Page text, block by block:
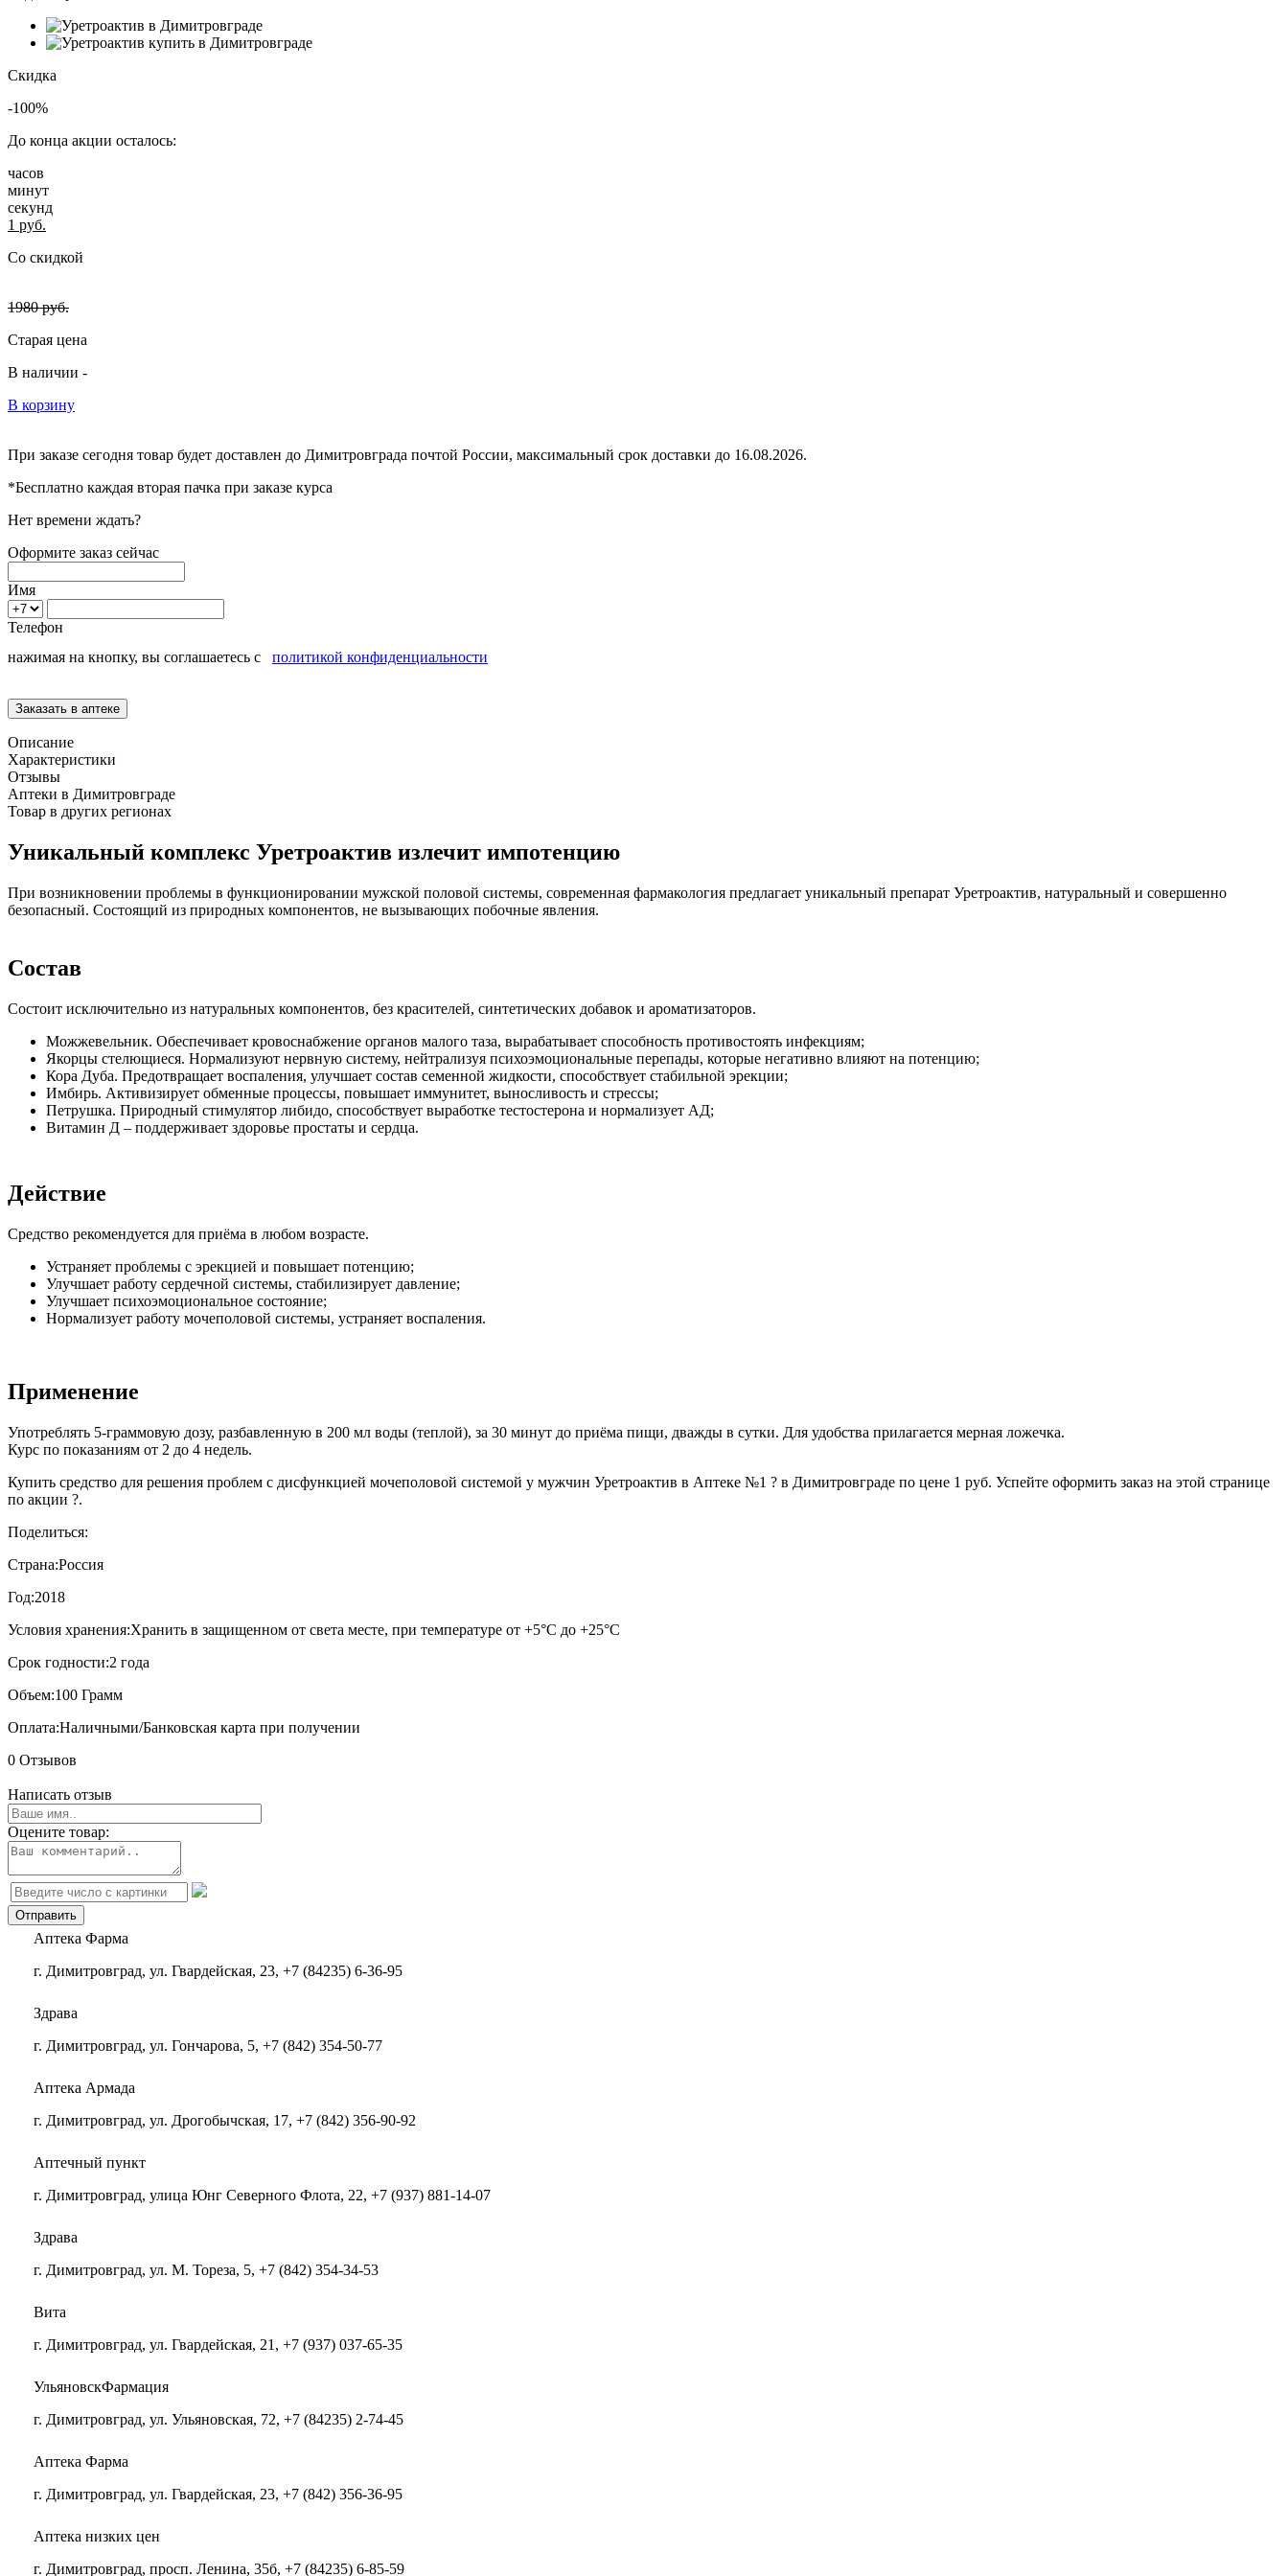
Скидка
-100%
До конца акции осталось:
часов
минут
секунд
1 руб.
Со скидкой
1980руб.
Старая цена
В наличии -
В корзину
При заказе сегодня товар будет доставлен до Димитровграда почтой России, максимальный срок доставки до 16.08.2026.
*Бесплатно каждая вторая пачка при заказе курса
Нет времени ждать?
Оформите заказ сейчас
Имя
Телефон
нажимая на кнопку, вы соглашаетесь с политикой конфиденциальности
Описание
Характеристики
Отзывы
Аптеки в Димитровграде
Товар в других регионах
Уникальный комплекс Уретроактив излечит импотенцию
При возникновении проблемы в функционировании мужской половой системы, современная фармакология предлагает уникальный препарат Уретроактив, натуральный и совершенно
безопасный. Состоящий из природных компонентов, не вызывающих побочные явления.
Состав
Состоит исключительно из натуральных компонентов, без красителей, синтетических добавок и ароматизаторов.
Можжевельник. Обеспечивает кровоснабжение органов малого таза, вырабатывает способность противостоять инфекциям;
Якорцы стелющиеся. Нормализуют нервную систему, нейтрализуя психоэмоциональные перепады, которые негативно влияют на потенцию;
Кора Дуба. Предотвращает воспаления, улучшает состав семенной жидкости, способствует стабильной эрекции;
Имбирь. Активизирует обменные процессы, повышает иммунитет, выносливость и стрессы;
Петрушка. Природный стимулятор либидо, способствует выработке тестостерона и нормализует АД;
Витамин Д – поддерживает здоровье простаты и сердца.
Действие
Средство рекомендуется для приёма в любом возрасте.
Устраняет проблемы с эрекцией и повышает потенцию;
Улучшает работу сердечной системы, стабилизирует давление;
Улучшает психоэмоциональное состояние;
Нормализует работу мочеполовой системы, устраняет воспаления.
Применение
Употреблять 5-граммовую дозу, разбавленную в 200 мл воды (теплой), за 30 минут до приёма пищи, дважды в сутки. Для удобства прилагается мерная ложечка.
Курс по показаниям от 2 до 4 недель.
Купить средство для решения проблем с дисфункцией мочеполовой системой у мужчин Уретроактив в Аптеке №1 ? в Димитровграде по цене 1 руб. Успейте оформить заказ на этой странице
по акции ?.
Поделиться:
Страна:Россия
Год:2018
Условия хранения:Хранить в защищенном от света месте, при температуре от +5°С до +25°С
Срок годности:2 года
Объем:100 Грамм
Оплата:Наличными/Банковская карта при получении
0 Отзывов
Написать отзыв
Оцените товар:
Аптека Фарма
г. Димитровград, ул. Гвардейская, 23, +7 (84235) 6-36-95
Здрава
г. Димитровград, ул. Гончарова, 5, +7 (842) 354-50-77
Аптека Армада
г. Димитровград, ул. Дрогобычская, 17, +7 (842) 356-90-92
Аптечный пункт
г. Димитровград, улица Юнг Северного Флота, 22, +7 (937) 881-14-07
Здрава
г. Димитровград, ул. М. Тореза, 5, +7 (842) 354-34-53
Вита
г. Димитровград, ул. Гвардейская, 21, +7 (937) 037-65-35
УльяновскФармация
г. Димитровград, ул. Ульяновская, 72, +7 (84235) 2-74-45
Аптека Фарма
г. Димитровград, ул. Гвардейская, 23, +7 (842) 356-36-95
Аптека низких цен
г. Димитровград, просп. Ленина, 35б, +7 (84235) 6-85-59